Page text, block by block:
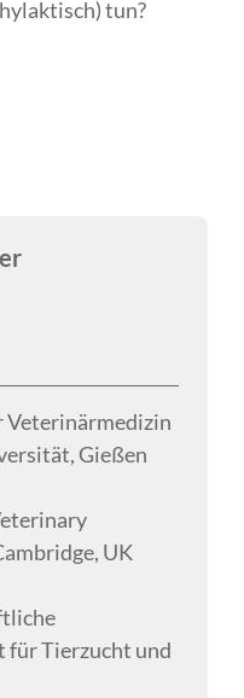
tun?
Veterinärmedizin
Gießen
UK
Tierzucht und